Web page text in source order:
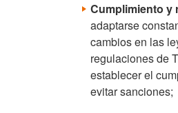
Cumplimiento y
adaptarse
cambios en las
regulaciones de
establecer el
evitar sanciones;